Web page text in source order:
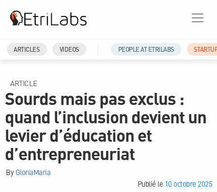
ARTICLES VIDEOS PEOPLE AT ETRILABS
ARTICLE
Sourds mais pas exclus :
quand l’inclusion devient un
levier d’éducation et
d’entrepreneuriat
By GloriaMaria
Publié le 10 octobre 2025